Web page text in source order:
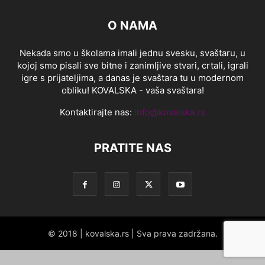
O NAMA
Nekada smo u školama imali jednu svesku, svaštaru, u
kojoj smo pisali sve bitne i zanimljive stvari, crtali, igrali
igre s prijateljima, a danas je svaštara tu u modernom
obliku! KOVALSKA - vaša svaštara!
Kontaktirajte nas: info@kovalska.rs
PRATITE NAS
© 2018 | kovalska.rs | Sva prava zadržana.